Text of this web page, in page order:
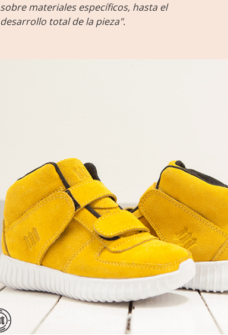
sobre materiales específicos, hasta el
desarrollo total de la pieza".